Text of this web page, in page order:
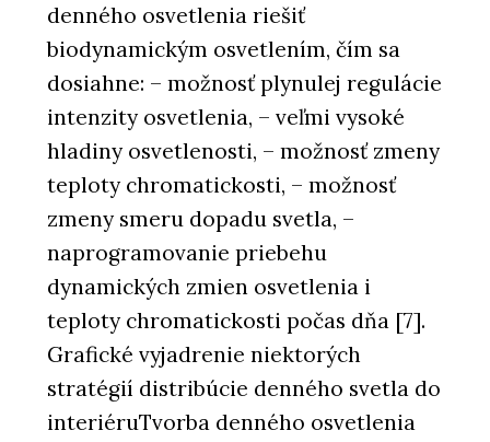
denného osvetlenia riešiť
biodynamickým osvetlením, čím sa
dosiahne: – možnosť plynulej regulácie
intenzity osvetlenia, – veľmi vysoké
hladiny osvetlenosti, – možnosť zmeny
teploty chromatickosti, – možnosť
zmeny smeru dopadu svetla, –
naprogramovanie priebehu
dynamických zmien osvetlenia i
teploty chromatickosti počas dňa [7].
Grafické vyjadrenie niektorých
stratégií distribúcie denného svetla do
interiéruTvorba denného osvetlenia